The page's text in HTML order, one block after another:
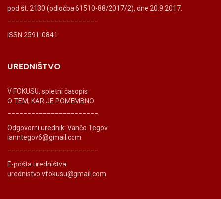
pod št. 2130 (odločba 61510-88/2017/2), dne 20.9.2017.
ISSN 2591-0841
UREDNIŠTVO
V FOKUSU, spletni časopis
O TEM, KAR JE POMEMBNO
Odgovorni urednik: Vančo Tegov
ianntegov6@gmail.com
E-pošta uredništva:
urednistvo.vfokusu@gmail.com